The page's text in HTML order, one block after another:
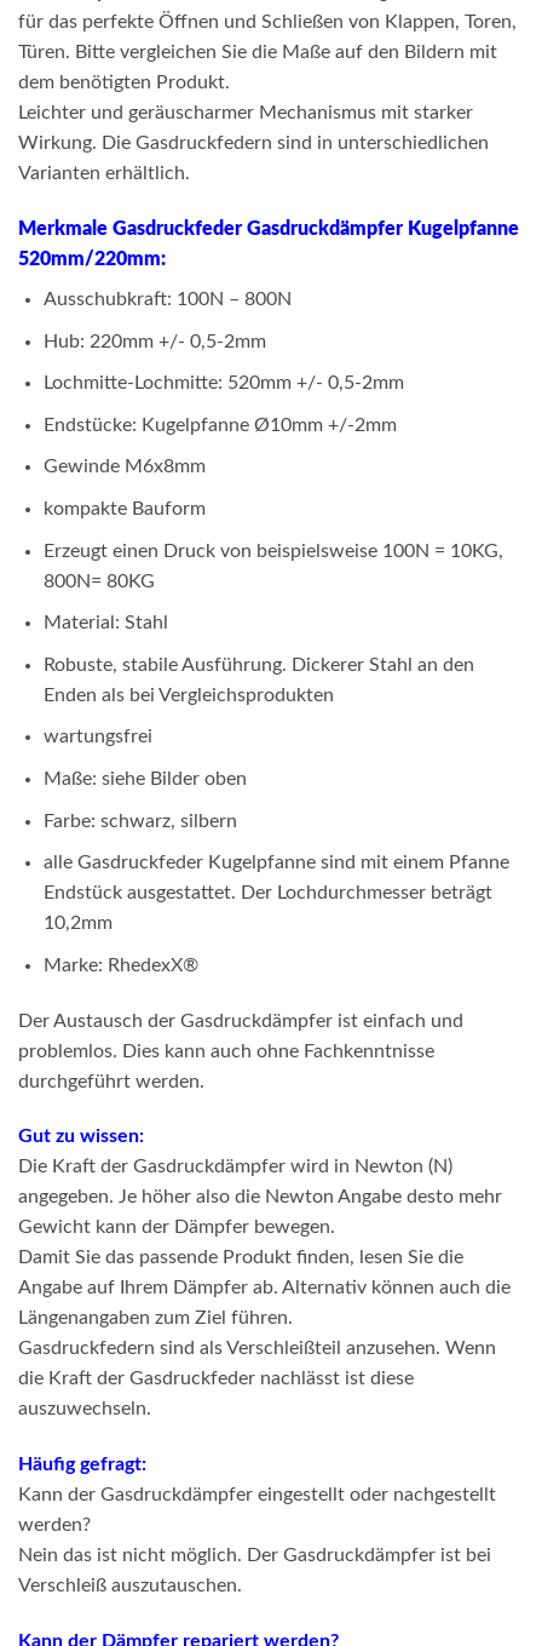
für das perfekte Öffnen und Schließen von Klappen, Toren,
Türen. Bitte vergleichen Sie die Maße auf den Bildern mit
dem benötigten Produkt.
Leichter und geräuscharmer Mechanismus mit starker
Wirkung. Die Gasdruckfedern sind in unterschiedlichen
Varianten erhältlich.
Merkmale Gasdruckfeder Gasdruckdämpfer Kugelpfanne
520mm/220mm:
Ausschubkraft: 100N – 800N
Hub: 220mm +/- 0,5-2mm
Lochmitte-Lochmitte: 520mm +/- 0,5-2mm
Endstücke: Kugelpfanne Ø10mm +/-2mm
Gewinde M6x8mm
kompakte Bauform
Erzeugt einen Druck von beispielsweise 100N = 10KG,
800N= 80KG
Material: Stahl
Robuste, stabile Ausführung. Dickerer Stahl an den
Enden als bei Vergleichsprodukten
wartungsfrei
Maße: siehe Bilder oben
Farbe: schwarz, silbern
alle Gasdruckfeder Kugelpfanne sind mit einem Pfanne
Endstück ausgestattet. Der Lochdurchmesser beträgt
10,2mm
Marke: RhedexX®
Der Austausch der Gasdruckdämpfer ist einfach und
problemlos. Dies kann auch ohne Fachkenntnisse
durchgeführt werden.
Gut zu wissen:
Die Kraft der Gasdruckdämpfer wird in Newton (N)
angegeben. Je höher also die Newton Angabe desto mehr
Gewicht kann der Dämpfer bewegen.
Damit Sie das passende Produkt finden, lesen Sie die
Angabe auf Ihrem Dämpfer ab. Alternativ können auch die
Längenangaben zum Ziel führen.
Gasdruckfedern sind als Verschleißteil anzusehen. Wenn
die Kraft der Gasdruckfeder nachlässt ist diese
auszuwechseln.
Häufig gefragt:
Kann der Gasdruckdämpfer eingestellt oder nachgestellt
werden?
Nein das ist nicht möglich. Der Gasdruckdämpfer ist bei
Verschleiß auszutauschen.
Kann der Dämpfer repariert werden?